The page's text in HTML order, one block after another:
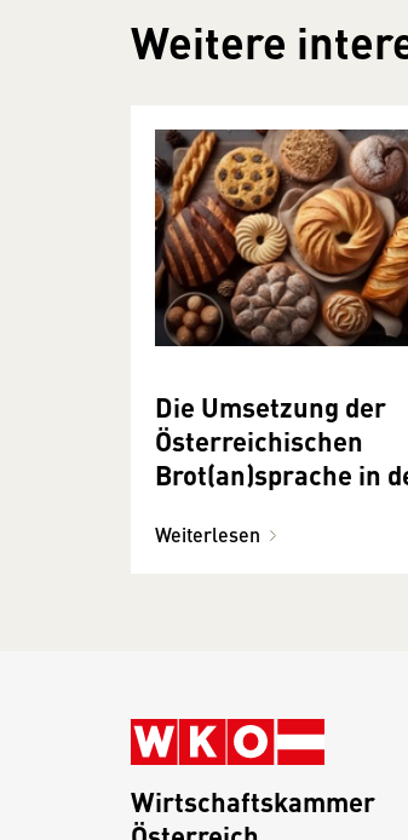
Weitere
Die Umsetzung der
Österreichischen
Brot(an)sprache in
Weiterlesen
Wirtschaftskammer